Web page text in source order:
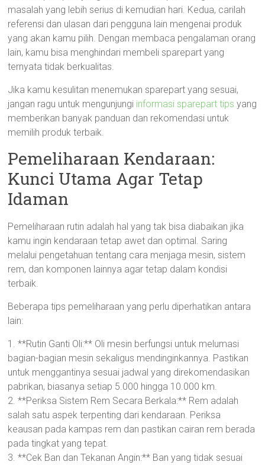
masalah yang lebih serius di kemudian hari. Kedua, carilah
referensi dan ulasan dari pengguna lain mengenai produk
yang akan kamu pilih. Dengan membaca pengalaman orang
lain, kamu bisa menghindari membeli sparepart yang
ternyata tidak berkualitas.
Jika kamu kesulitan menemukan sparepart yang sesuai,
jangan ragu untuk mengunjungi informasi sparepart tips yang
memberikan banyak panduan dan rekomendasi untuk
memilih produk terbaik.
Pemeliharaan Kendaraan:
Kunci Utama Agar Tetap
Idaman
Pemeliharaan rutin adalah hal yang tak bisa diabaikan jika
kamu ingin kendaraan tetap awet dan optimal. Saring
melalui pengetahuan tentang cara menjaga mesin, sistem
rem, dan komponen lainnya agar tetap dalam kondisi
terbaik.
Beberapa tips pemeliharaan yang perlu diperhatikan antara
lain:
1. **Rutin Ganti Oli:** Oli mesin berfungsi untuk melumasi
bagian-bagian mesin sekaligus mendinginkannya. Pastikan
untuk menggantinya sesuai jadwal yang direkomendasikan
pabrikan, biasanya setiap 5.000 hingga 10.000 km.
2. **Periksa Sistem Rem Secara Berkala:** Rem adalah
salah satu aspek terpenting dari kendaraan. Periksa
keausan pada kampas rem dan pastikan cairan rem berada
pada tingkat yang tepat.
3. **Cek Ban dan Tekanan Angin:** Ban yang tidak sesuai